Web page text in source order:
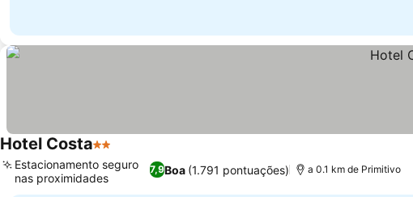
Hotel Costa2 Estrelas
7,9Boa (1.791 pontuações)
Estacionamento seguro
nas proximidades
a 0.1 km de Primitivo